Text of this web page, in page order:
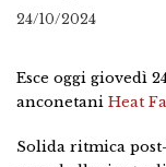
24/10/2024
Esce oggi giovedì
anconetani Heat
Solida ritmica